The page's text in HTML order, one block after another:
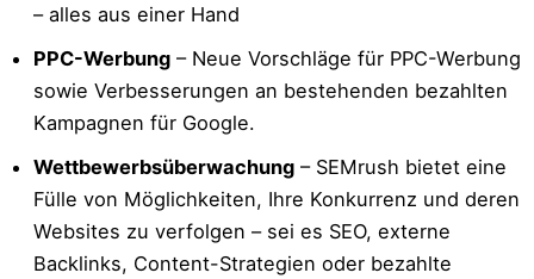
– alles aus einer Hand
PPC-Werbung – Neue Vorschläge für PPC-Werbung
sowie Verbesserungen an bestehenden bezahlten
Kampagnen für Google.
Wettbewerbsüberwachung – SEMrush bietet eine
Fülle von Möglichkeiten, Ihre Konkurrenz und deren
Websites zu verfolgen – sei es SEO, externe
Backlinks, Content-Strategien oder bezahlte